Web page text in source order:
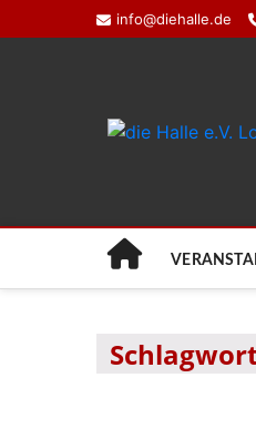
info@diehalle.de